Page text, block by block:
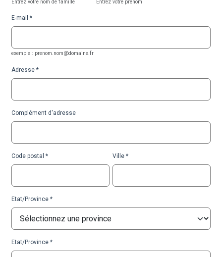
Entrez votre nom de famille Entrez votre prénom
E-mail
exemple : prenom.nom@domaine.fr
Adresse
Complément d'adresse
Code postal Ville
Etat/Province
Etat/Province